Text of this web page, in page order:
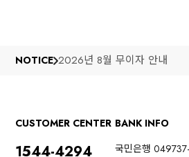
NOTICE 2026년 8월 무이자 안내
CUSTOMER CENTER
1544-4294
BANK INFO
국민은행